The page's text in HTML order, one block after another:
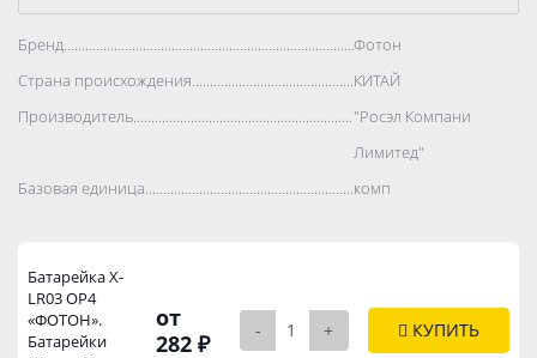
Бренд..................................................................................Фотон
Страна происхождения..................................................................................
КИТАЙ
Производитель..................................................................................
"Росэл Компани
Лимитед"
Базовая единица..................................................................................
комп
Батарейка X-
LR03 ОР4
«ФОТОН».
Батарейки
от
282 ₽
- + КУПИТЬ